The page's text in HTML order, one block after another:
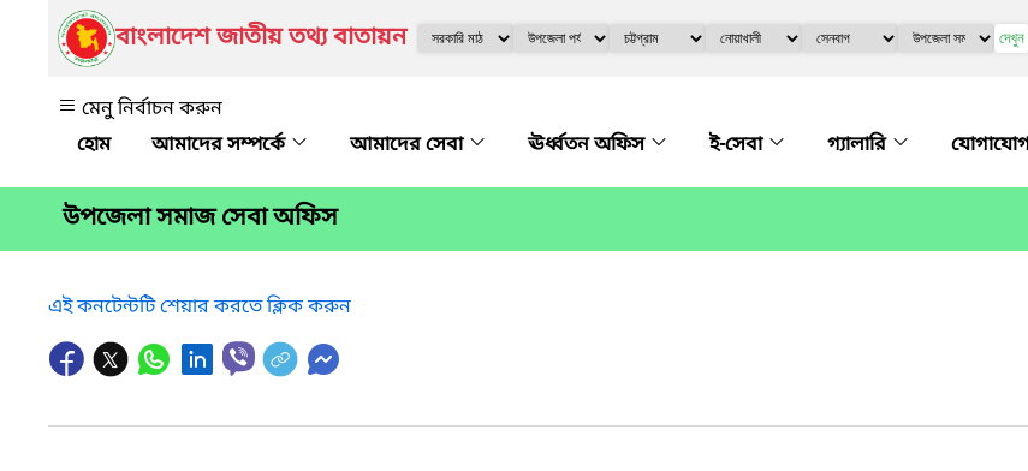
বাংলাদেশ জাতীয় তথ্য বাতায়ন দেখুন
মেনু নির্বাচন করুন
আমাদের সম্পর্কে
আমাদের সেবা ঊর্ধ্বতন অফিস ই-সেবা গ্যালারি
উপজেলা সমাজ সেবা অফিস
এই কনটেন্টটি শেয়ার করতে ক্লিক করুন